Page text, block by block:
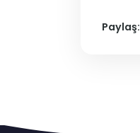
Paylaş: